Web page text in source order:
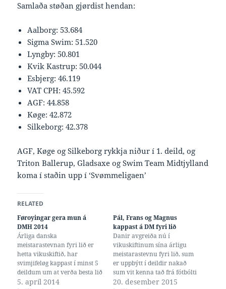
Samlaða støðan gjørdist hendan:
Aalborg: 53.684
Sigma Swim: 51.520
Lyngby: 50.801
Kvik Kastrup: 50.044
Esbjerg: 46.119
VAT CPH: 45.592
AGF: 44.858
Køge: 42.872
Silkeborg: 42.378
AGF, Køge og Silkeborg rykkja niður í 1. deild, og
Triton Ballerup, Gladsaxe og Swim Team Midtjylland
koma í staðin upp í ‘Svømmeligaen’
RELATED
Føroyingar gera mun á
DMH 2014
Árliga danska
meistarastevnan fyri lið er
hetta vikuskiftið, har
svimjifeløg kappast í minst 5
deildum um at verða besta lið
í landinum, og flyta upp og
5. apríl 2014
Pál, Frans og Magnus
kappast á DM fyri lið
Danir avgreiða nú í
vikuskiftinum sína árligu
meistarastevnu fyri lið, sum
er uppbýtt í deildir nakað
sum vit kenna tað frá fótbólti
og líknandi. Í bestu deildini
20. desember 2015